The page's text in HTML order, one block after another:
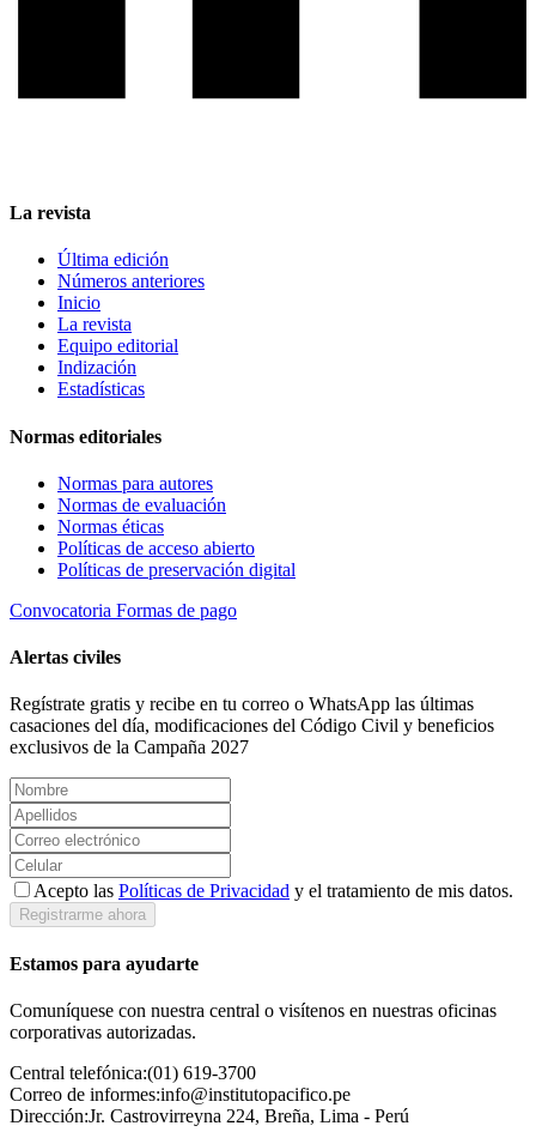
La revista
Última edición
Números anteriores
Inicio
La revista
Equipo editorial
Indización
Estadísticas
Normas editoriales
Normas para autores
Normas de evaluación
Normas éticas
Políticas de acceso abierto
Políticas de preservación digital
Convocatoria Formas de pago
Alertas civiles
Regístrate gratis y recibe en tu correo o WhatsApp las últimas
casaciones del día, modificaciones del Código Civil y beneficios
exclusivos de la Campaña 2027
Acepto las Políticas de Privacidad y el tratamiento de mis datos.
Registrarme ahora
Estamos para ayudarte
Comuníquese con nuestra central o visítenos en nuestras oficinas
corporativas autorizadas.
Central telefónica:(01) 619-3700
Correo de informes:info@institutopacifico.pe
Dirección:Jr. Castrovirreyna 224, Breña, Lima - Perú